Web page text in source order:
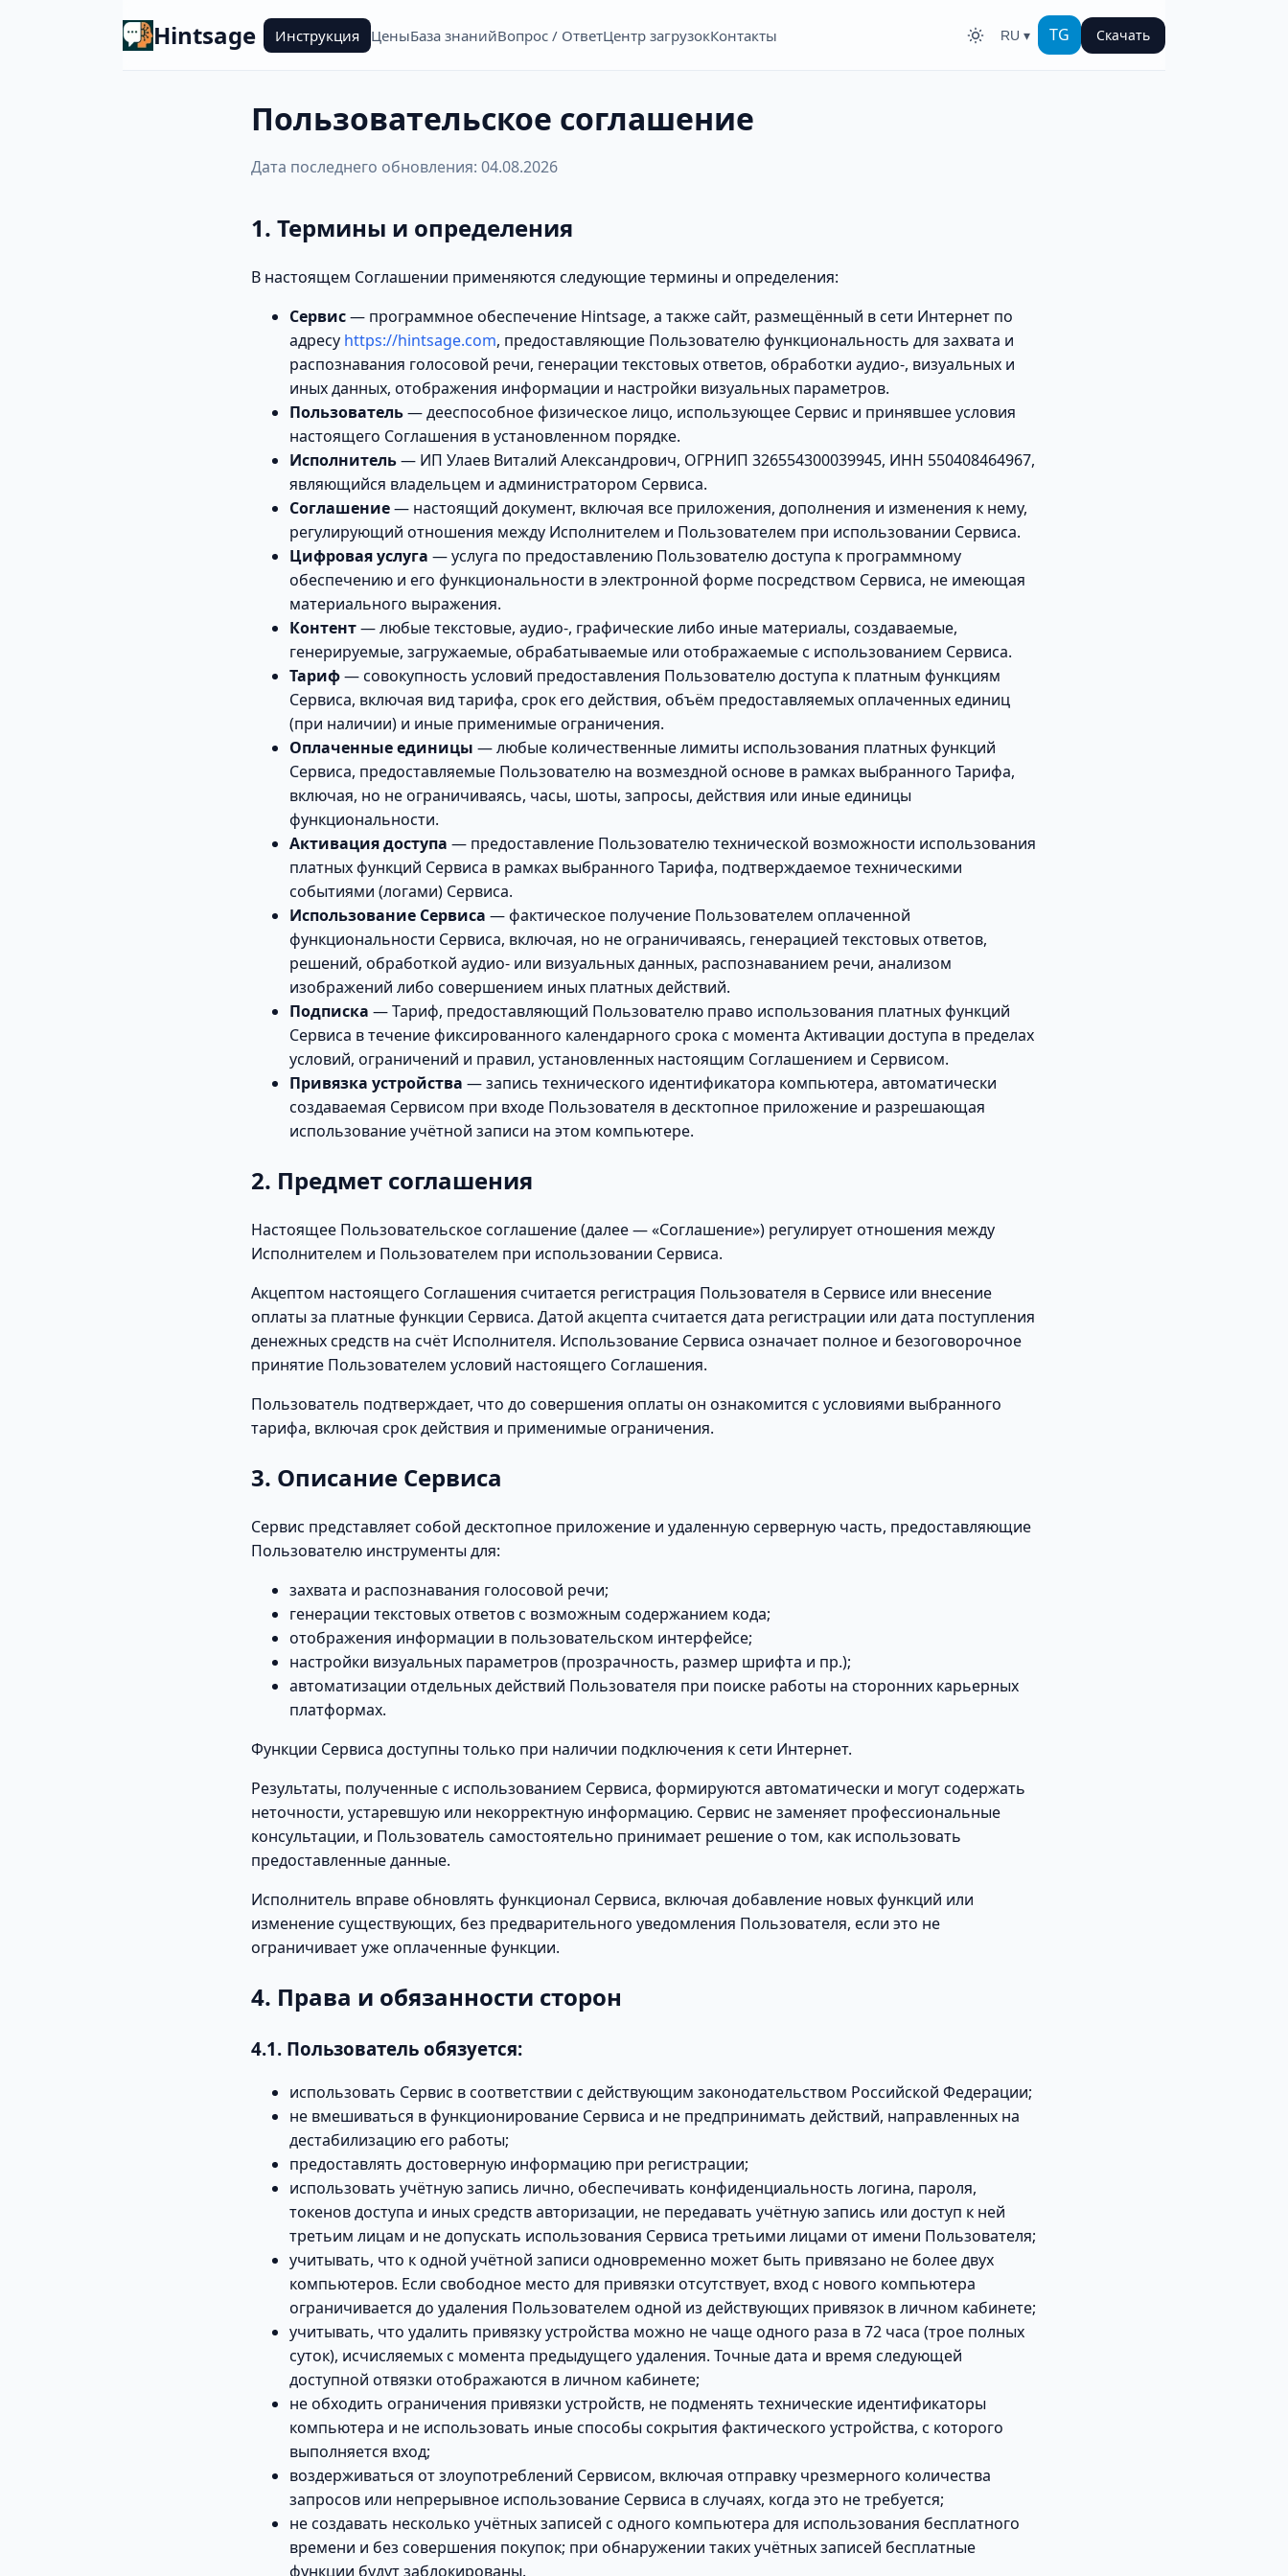
Hintsage Инструкция ЦеныБаза знанийВопрос / ОтветЦентр загрузокКонтакты RU ▾ TG Скачать
Пользовательское соглашение
Дата последнего обновления: 04.08.2026
1. Термины и определения
В настоящем Соглашении применяются следующие термины и определения:
Сервис— программное обеспечение Hintsage, а также сайт, размещённый в сети Интернет по
адресу https://hintsage.com, предоставляющие Пользователю функциональность для захвата и
распознавания голосовой речи, генерации текстовых ответов, обработки аудио-, визуальных и
иных данных, отображения информации и настройки визуальных параметров.
Пользователь— дееспособное физическое лицо, использующее Сервис и принявшее условия
настоящего Соглашения в установленном порядке.
Исполнитель— ИП Улаев Виталий Александрович, ОГРНИП 326554300039945, ИНН 550408464967,
являющийся владельцем и администратором Сервиса.
Соглашение— настоящий документ, включая все приложения, дополнения и изменения к нему,
регулирующий отношения между Исполнителем и Пользователем при использовании Сервиса.
Цифровая услуга — услуга по предоставлению Пользователю доступа к программному
обеспечению и его функциональности в электронной форме посредством Сервиса, не имеющая
материального выражения.
Контент— любые текстовые, аудио-, графические либо иные материалы, создаваемые,
генерируемые, загружаемые, обрабатываемые или отображаемые с использованием Сервиса.
Тариф— совокупность условий предоставления Пользователю доступа к платным функциям
Сервиса, включая вид тарифа, срок его действия, объём предоставляемых оплаченных единиц
(при наличии) и иные применимые ограничения.
Оплаченные единицы — любые количественные лимиты использования платных функций
Сервиса, предоставляемые Пользователю на возмездной основе в рамках выбранного Тарифа,
включая, но не ограничиваясь, часы, шоты, запросы, действия или иные единицы
функциональности.
Активация доступа — предоставление Пользователю технической возможности использования
платных функций Сервиса в рамках выбранного Тарифа, подтверждаемое техническими
событиями (логами) Сервиса.
Использование Сервиса — фактическое получение Пользователем оплаченной
функциональности Сервиса, включая, но не ограничиваясь, генерацией текстовых ответов,
решений, обработкой аудио- или визуальных данных, распознаванием речи, анализом
изображений либо совершением иных платных действий.
Подписка — Тариф, предоставляющий Пользователю право использования платных функций
Сервиса в течение фиксированного календарного срока с момента Активации доступа в пределах
условий, ограничений и правил, установленных настоящим Соглашением и Сервисом.
Привязка устройства — запись технического идентификатора компьютера, автоматически
создаваемая Сервисом при входе Пользователя в десктопное приложение и разрешающая
использование учётной записи на этом компьютере.
2. Предмет соглашения
Настоящее Пользовательское соглашение (далее — «Соглашение») регулирует отношения между
Исполнителем и Пользователем при использовании Сервиса.
Акцептом настоящего Соглашения считается регистрация Пользователя в Сервисе или внесение
оплаты за платные функции Сервиса. Датой акцепта считается дата регистрации или дата поступления
денежных средств на счёт Исполнителя. Использование Сервиса означает полное и безоговорочное
принятие Пользователем условий настоящего Соглашения.
Пользователь подтверждает, что до совершения оплаты он ознакомится с условиями выбранного
тарифа, включая срок действия и применимые ограничения.
3. Описание Сервиса
Сервис представляет собой десктопное приложение и удаленную серверную часть, предоставляющие
Пользователю инструменты для:
захвата и распознавания голосовой речи;
генерации текстовых ответов с возможным содержанием кода;
отображения информации в пользовательском интерфейсе;
настройки визуальных параметров (прозрачность, размер шрифта и пр.);
автоматизации отдельных действий Пользователя при поиске работы на сторонних карьерных
платформах.
Функции Сервиса доступны только при наличии подключения к сети Интернет.
Результаты, полученные с использованием Сервиса, формируются автоматически и могут содержать
неточности, устаревшую или некорректную информацию. Сервис не заменяет профессиональные
консультации, и Пользователь самостоятельно принимает решение о том, как использовать
предоставленные данные.
Исполнитель вправе обновлять функционал Сервиса, включая добавление новых функций или
изменение существующих, без предварительного уведомления Пользователя, если это не
ограничивает уже оплаченные функции.
4. Права и обязанности сторон
4.1. Пользователь обязуется:
использовать Сервис в соответствии с действующим законодательством Российской Федерации;
не вмешиваться в функционирование Сервиса и не предпринимать действий, направленных на
дестабилизацию его работы;
предоставлять достоверную информацию при регистрации;
использовать учётную запись лично, обеспечивать конфиденциальность логина, пароля,
токенов доступа и иных средств авторизации, не передавать учётную запись или доступ к ней
третьим лицам и не допускать использования Сервиса третьими лицами от имени Пользователя;
учитывать, что к одной учётной записи одновременно может быть привязано не более двух
компьютеров. Если свободное место для привязки отсутствует, вход с нового компьютера
ограничивается до удаления Пользователем одной из действующих привязок в личном кабинете;
учитывать, что удалить привязку устройства можно не чаще одного раза в 72 часа (трое полных
суток), исчисляемых с момента предыдущего удаления. Точные дата и время следующей
доступной отвязки отображаются в личном кабинете;
не обходить ограничения привязки устройств, не подменять технические идентификаторы
компьютера и не использовать иные способы сокрытия фактического устройства, с которого
выполняется вход;
воздерживаться от злоупотреблений Сервисом, включая отправку чрезмерного количества
запросов или непрерывное использование Сервиса в случаях, когда это не требуется;
не создавать несколько учётных записей с одного компьютера для использования бесплатного
времени и без совершения покупок; при обнаружении таких учётных записей бесплатные
функции будут заблокированы.